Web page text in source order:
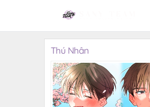
Thú Nhân